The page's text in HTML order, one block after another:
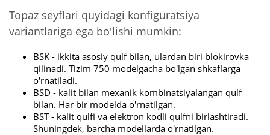
Topaz seyflari quyidagi konfiguratsiya
variantlariga ega bo'lishi mumkin:
BSK - ikkita asosiy qulf bilan, ulardan biri blokirovka
qilinadi. Tizim 750 modelgacha bo'lgan shkaflarga
o'rnatiladi.
BSD - kalit bilan mexanik kombinatsiyalangan qulf
bilan. Har bir modelda o'rnatilgan.
BST - kalit qulfi va elektron kodli qulfni birlashtiradi.
Shuningdek, barcha modellarda o'rnatilgan.